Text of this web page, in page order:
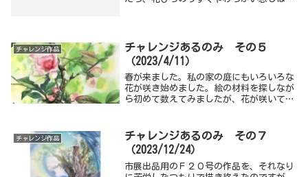
が不自然な気がして、画面を区切りまし
た。
チャレンジ作品
チャレンジあるのみ その５
（2023/4/11）
春が来ました。私の家の庭にもいろいろな
花が咲き始めました。絵の材料を探しなが
ら初めて数えてみましたが、花が咲いてい
チャレンジ作品
チャレンジあるのみ その７
（2023/12/24）
市展出品用のＦ２０号の作品を、それなり